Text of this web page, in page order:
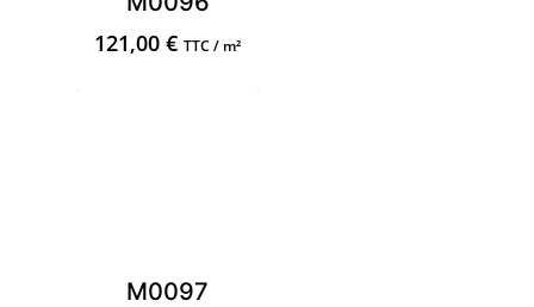
121,00€ TTC / m²
M0097